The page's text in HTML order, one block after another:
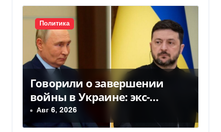
с
я
м
Политика
Говорили о завершении
войны в Украине: экс-
чиновники ЕС и РФ провели
тайные переговоры, — СМИ
Авг 6, 2026